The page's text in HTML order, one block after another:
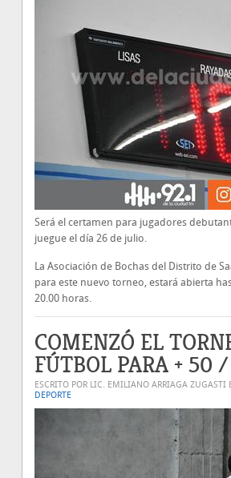
Será el certamen para jugadores
juegue el día 26 de julio.
La Asociación de Bochas del Distrito de
para este nuevo torneo, estará abierta
20.00 horas.
COMENZÓ EL
FÚTBOL PARA + 50
ESCRITO POR LIC. EMILIANO ARRIAGA ZUGASTI
DEPORTE